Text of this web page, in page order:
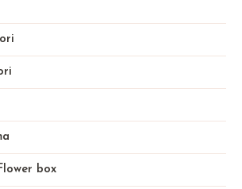
box